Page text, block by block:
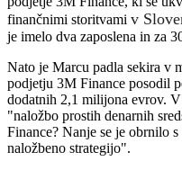
finančnimi storitvami v
je imelo dva zaposlena in za
Nato je Marcu padla sekira v
podjetju 3M Finance posodil
dodatnih 2,1 milijona evrov.
"naložbo prostih denarnih
Finance? Nanje se je obrnilo
naložbeno strategijo".